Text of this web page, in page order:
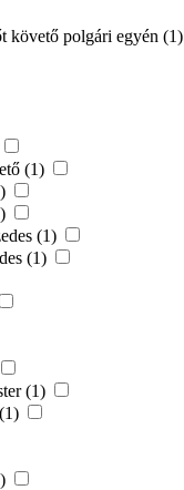
követő polgári egyén (1)
(1)
(1)
(1)
(1)